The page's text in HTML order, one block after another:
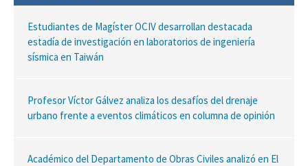
Estudiantes de Magíster OCIV desarrollan destacada
estadía de investigación en laboratorios de ingeniería
sísmica en Taiwán
Profesor Víctor Gálvez analiza los desafíos del drenaje
urbano frente a eventos climáticos en columna de opinión
Académico del Departamento de Obras Civiles analizó en El